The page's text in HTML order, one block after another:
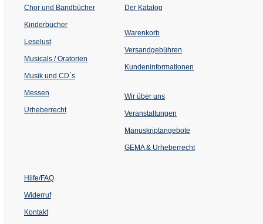
Chor und Bandbücher
Kinderbücher
Leselust
Musicals / Oratorien
Musik und CD´s
Messen
Urheberrecht
Der Katalog
Warenkorb
Versandgebühren
Kundeninformationen
Wir über uns
Veranstaltungen
einem
Tab)
Manuskriptangebote
GEMA & Urheberrecht
Hilfe/FAQ
Widerruf
Kontakt